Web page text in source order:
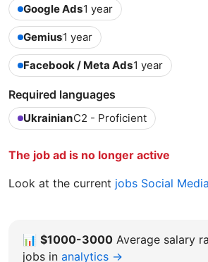
Google Ads1 year
Gemius1 year
Facebook / Meta Ads1 year
Required languages
UkrainianC2 - Proficient
The job ad is no longer active
Look at the current jobs Social
📊 $1000-3000 Average salary
jobs in analytics →